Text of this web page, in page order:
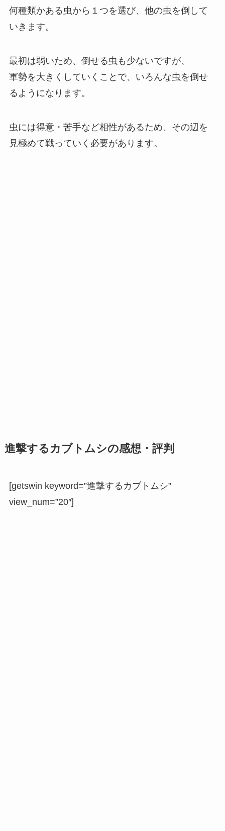
何種類かある虫から１つを選び、他の虫を倒して
いきます。
最初は弱いため、倒せる虫も少ないですが、
軍勢を大きくしていくことで、いろんな虫を倒せ
るようになります。
虫には得意・苦手など相性があるため、その辺を
見極めて戦っていく必要があります。
進撃するカブトムシの感想・評判
[getswin keyword=”進撃するカブトムシ”
view_num=”20″]